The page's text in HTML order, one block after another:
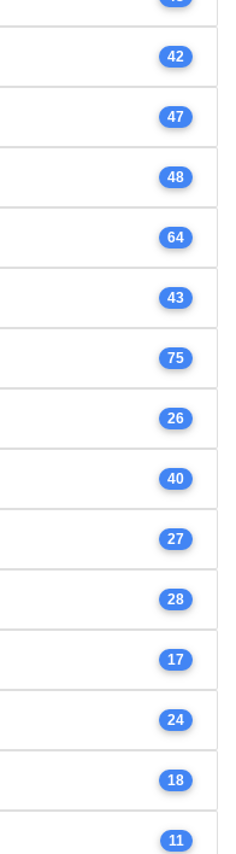
42
47
48
64
43
75
26
40
27
28
17
24
18
11